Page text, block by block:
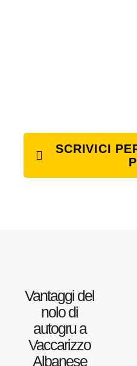
SCRIVICI
Vantaggi del
nolo di
autogru a
Vaccarizzo
Albanese